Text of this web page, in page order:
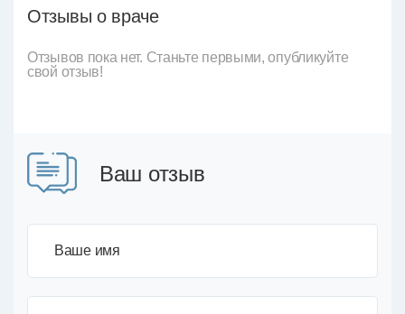
Отзывы о враче
Отзывов пока нет. Станьте первыми, опубликуйте
свой отзыв!
Ваш отзыв
Ваше имя